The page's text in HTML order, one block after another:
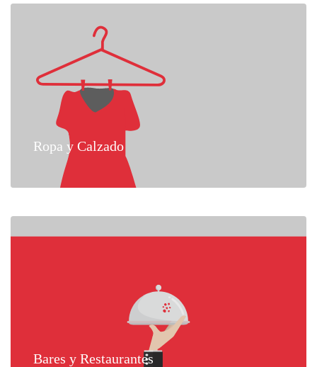
Ropa y Calzado
Bares y Restaurantes